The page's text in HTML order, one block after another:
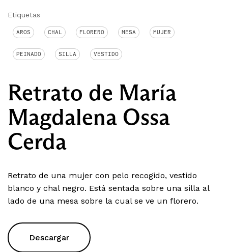
Etiquetas
AROS CHAL FLORERO MESA MUJER
PEINADO SILLA VESTIDO
Retrato de María
Magdalena Ossa
Cerda
Retrato de una mujer con pelo recogido, vestido
blanco y chal negro. Está sentada sobre una silla al
lado de una mesa sobre la cual se ve un florero.
Descargar